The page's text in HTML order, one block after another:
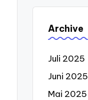
Archive
Juli 2025
Juni 2025
Mai 2025